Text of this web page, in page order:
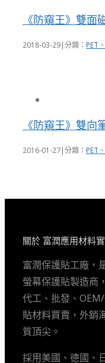
《防窺王》雙面
2018-03-29|分類： PET
《防窺王》雙向
2016-01-27|分類： PET
關於 富潤應用材料
富潤保護貼工廠，
螢幕保護貼製造商
代工、批發、
貼材料買賣，外銷
質頂尖。
採用美國、德國、